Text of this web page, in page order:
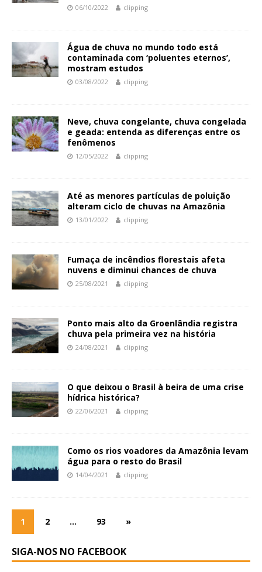
06/10/2022 clipping
Água de chuva no mundo todo está
contaminada com ‘poluentes eternos’,
mostram estudos
03/08/2022 clipping
Neve, chuva congelante, chuva congelada
e geada: entenda as diferenças entre os
fenômenos
12/05/2022 clipping
Até as menores partículas de poluição
alteram ciclo de chuvas na Amazônia
13/01/2022 clipping
Fumaça de incêndios florestais afeta
nuvens e diminui chances de chuva
25/08/2021 clipping
Ponto mais alto da Groenlândia registra
chuva pela primeira vez na história
24/08/2021 clipping
O que deixou o Brasil à beira de uma crise
hídrica histórica?
22/06/2021 clipping
Como os rios voadores da Amazônia levam
água para o resto do Brasil
14/04/2021 clipping
1 2 … 93 »
SIGA-NOS NO FACEBOOK